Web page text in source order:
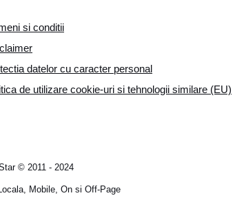
si conditii
datelor cu caracter personal
de utilizare cookie-uri si tehnologii similare (EU)
© 2011 - 2024
Locala, Mobile, On si Off-Page